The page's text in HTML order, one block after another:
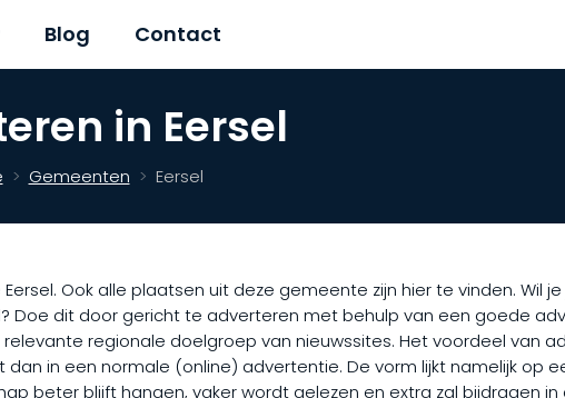
Blog Contact
in Eersel
Gemeenten Eersel
Ook alle plaatsen uit deze gemeente zijn hier te vinden. Wil
dit door gericht te adverteren met behulp van een goede
regionale doelgroep van nieuwssites. Het voordeel van
in een normale (online) advertentie. De vorm lijkt namelijk op
beter blijft hangen, vaker wordt gelezen en extra zal bijdragen in